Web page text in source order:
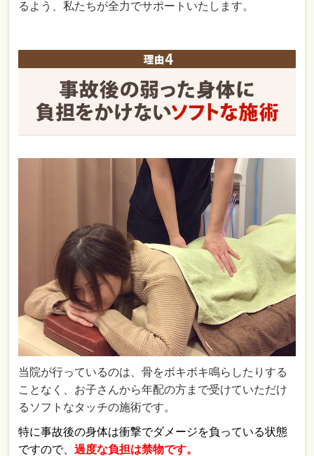
るよう、私たちが全力でサポートいたします。
当院が行っているのは、骨をボキボキ鳴らしたりする
ことなく、お子さんから年配の方まで受けていただけ
るソフトなタッチの施術です。
特に事故後の身体は衝撃でダメージを負っている状態
ですので、過度な負担は禁物です。